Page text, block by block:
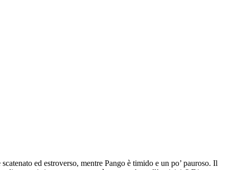
ed estroverso, mentre Pango è timido e un po’ pauroso. Il